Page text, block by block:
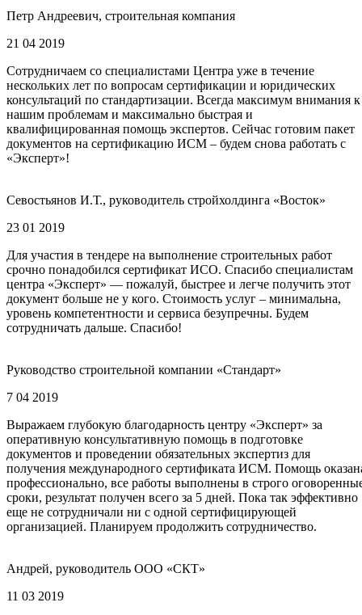
Петр Андреевич, строительная компания
21 04 2019
Сотрудничаем со специалистами Центра уже в течение
нескольких лет по вопросам сертификации и юридических
консультаций по стандартизации. Всегда максимум внимания к
нашим проблемам и максимально быстрая и
квалифицированная помощь экспертов. Сейчас готовим пакет
документов на сертификацию ИСМ – будем снова работать с
«Эксперт»!
Севостьянов И.Т., руководитель стройхолдинга «Восток»
23 01 2019
Для участия в тендере на выполнение строительных работ
срочно понадобился сертификат ИСО. Спасибо специалистам
центра «Эксперт» — пожалуй, быстрее и легче получить этот
документ больше не у кого. Стоимость услуг – минимальна,
уровень компетентности и сервиса безупречны. Будем
сотрудничать дальше. Спасибо!
Руководство строительной компании «Стандарт»
7 04 2019
Выражаем глубокую благодарность центру «Эксперт» за
оперативную консультативную помощь в подготовке
документов и проведении обязательных экспертиз для
получения международного сертификата ИСМ. Помощь
профессионально, все работы выполнены в строго
сроки, результат получен всего за 5 дней. Пока так эффективно
еще не сотрудничали ни с одной сертифицирующей
организацией. Планируем продолжить сотрудничество.
Андрей, руководитель ООО «СКТ»
11 03 2019